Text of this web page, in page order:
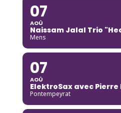
07
AOÛ
Naissam Jalal Trio
Mens
07
AOÛ
ElektroSax avec Pierre
Pontempeyrat